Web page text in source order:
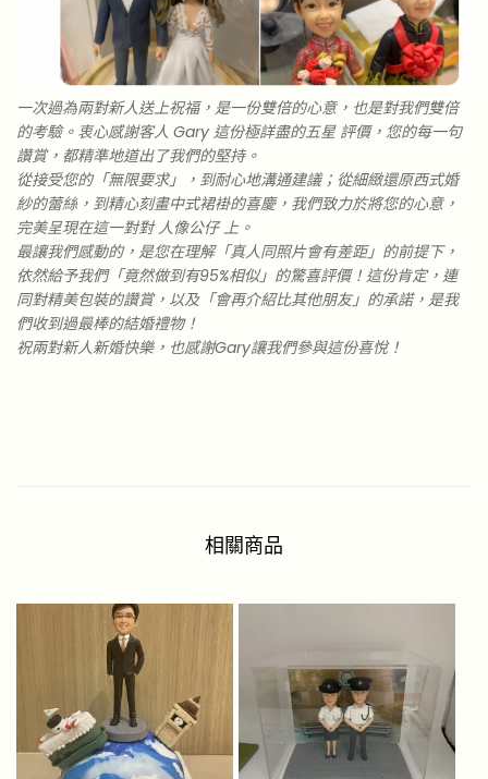
一次過為兩對新人送上祝福，是一份雙倍的心意，也是對我們雙倍
的考驗。衷心感謝客人 Gary 這份極詳盡的五星 評價，您的每一句
讚賞，都精準地道出了我們的堅持。
從接受您的「無限要求」，到耐心地溝通建議；從細緻還原西式婚
紗的蕾絲，到精心刻畫中式裙褂的喜慶，我們致力於將您的心意，
完美呈現在這一對對 人像公仔 上。
最讓我們感動的，是您在理解「真人同照片會有差距」的前提下，
依然給予我們「竟然做到有95%相似」的驚喜評價！這份肯定，連
同對精美包裝的讚賞，以及「會再介紹比其他朋友」的承諾，是我
們收到過最棒的結婚禮物！
祝兩對新人新婚快樂，也感謝Gary讓我們參與這份喜悅！
相關商品